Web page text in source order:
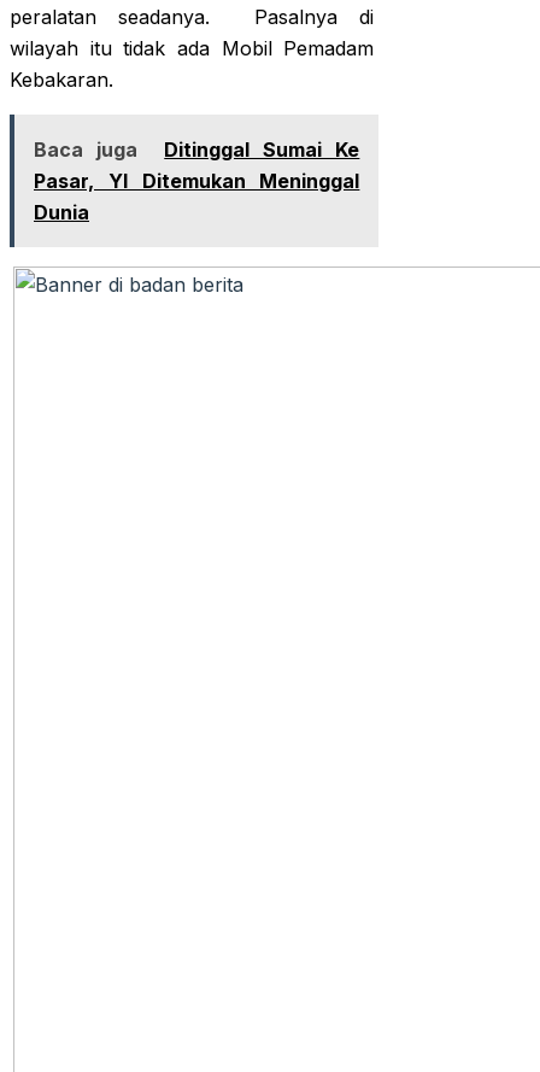
peralatan seadanya. Pasalnya di
wilayah itu tidak ada Mobil Pemadam
Kebakaran.
Baca juga
Ditinggal Sumai Ke
Pasar, YI Ditemukan Meninggal
Dunia